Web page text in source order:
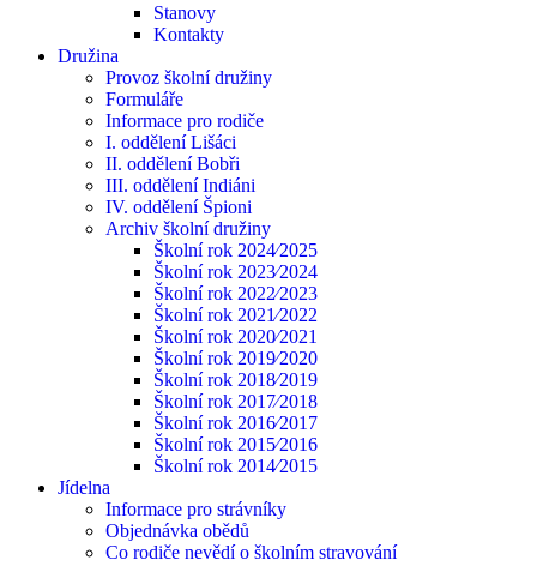
Stanovy
Kontakty
Družina
Provoz školní družiny
Formuláře
Informace pro rodiče
I. oddělení Lišáci
II. oddělení Bobři
III. oddělení Indiáni
IV. oddělení Špioni
Archiv školní družiny
Školní rok 2024⁄2025
Školní rok 2023⁄2024
Školní rok 2022⁄2023
Školní rok 2021⁄2022
Školní rok 2020⁄2021
Školní rok 2019⁄2020
Školní rok 2018⁄2019
Školní rok 2017⁄2018
Školní rok 2016⁄2017
Školní rok 2015⁄2016
Školní rok 2014⁄2015
Jídelna
Informace pro strávníky
Objednávka obědů
Co rodiče nevědí o školním stravování